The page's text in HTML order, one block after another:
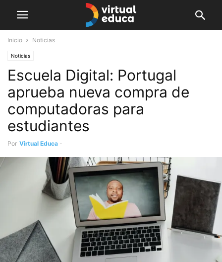
Inicio Noticias
Noticias
Escuela Digital: Portugal
aprueba nueva compra de
computadoras para
estudiantes
Por Virtual Educa -